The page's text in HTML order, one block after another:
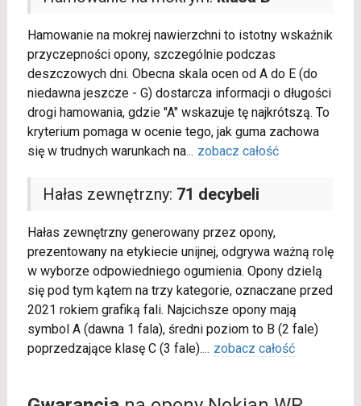
Hamowanie na mokrej nawierzchni to istotny wskaźnik
przyczepności opony, szczególnie podczas
deszczowych dni. Obecna skala ocen od A do E (do
niedawna jeszcze - G) dostarcza informacji o długości
drogi hamowania, gdzie "A" wskazuje tę najkrótszą. To
kryterium pomaga w ocenie tego, jak guma zachowa
się w trudnych warunkach na... zobacz całość
Hałas zewnętrzny: 71 decybeli
Hałas zewnętrzny generowany przez opony,
prezentowany na etykiecie unijnej, odgrywa ważną rolę
w wyborze odpowiedniego ogumienia. Opony dzielą
się pod tym kątem na trzy kategorie, oznaczane przed
2021 rokiem grafiką fali. Najcichsze opony mają
symbol A (dawna 1 fala), średni poziom to B (2 fale)
poprzedzające klasę C (3 fale).... zobacz całość